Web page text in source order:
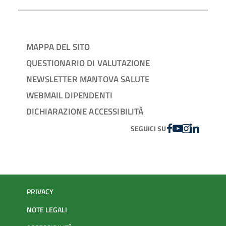
MAPPA DEL SITO
QUESTIONARIO DI VALUTAZIONE
NEWSLETTER MANTOVA SALUTE
WEBMAIL DIPENDENTI
DICHIARAZIONE ACCESSIBILITÀ
SEGUICI SUFACEBOOK
YOUTUBE
INSTAGRAM
LINKEDIN
PRIVACY
NOTE LEGALI